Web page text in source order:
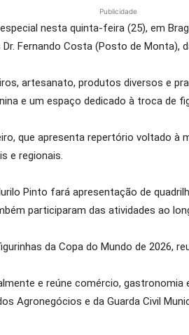
Publicidade
nesta quinta-feira (25), em
Fernando Costa (Posto de Monta),
artesanato, produtos diversos e
e um espaço dedicado à troca de
que apresenta repertório voltado à
e regionais.
Pinto fará apresentação de
participaram das atividades ao
da Copa do Mundo de 2026,
e reúne comércio,
Agronegócios e da Guarda Civil